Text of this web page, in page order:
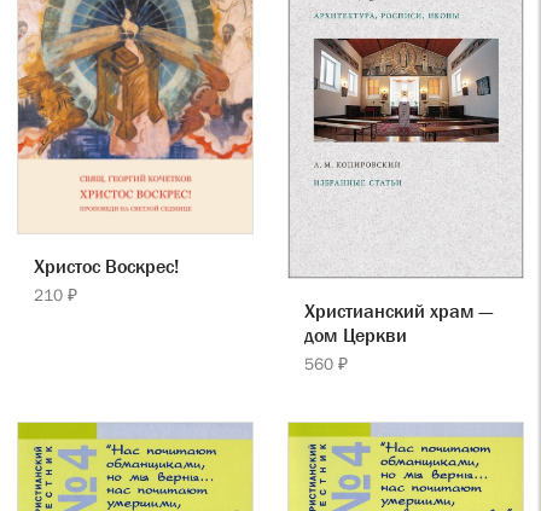
Христос Воскрес!
210 ₽
Христианский храм —
дом Церкви
560 ₽